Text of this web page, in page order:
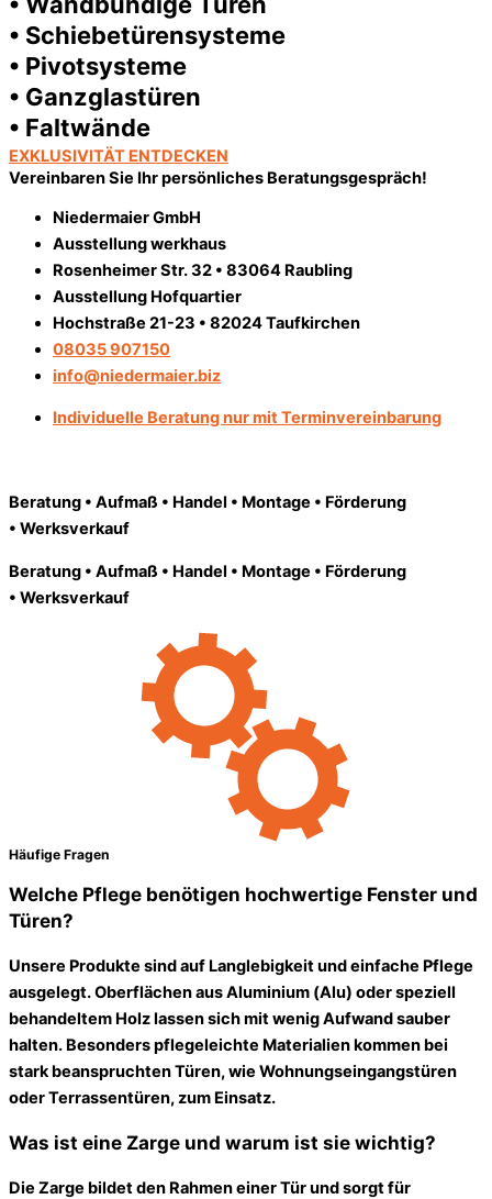
• Schiebetürensysteme
• Pivotsysteme
• Ganzglastüren
• Faltwände
EXKLUSIVITÄT ENTDECKEN
Vereinbaren Sie Ihr persönliches Beratungsgespräch!
Niedermaier GmbH
Ausstellung werkhaus
Rosenheimer Str. 32 • 83064 Raubling
Ausstellung Hofquartier
Hochstraße 21-23 • 82024 Taufkirchen
08035 907150
info@niedermaier.biz
Individuelle Beratung nur mit Terminvereinbarung
Beratung • Aufmaß • Handel • Montage • Förderung
• Werksverkauf
Beratung • Aufmaß • Handel • Montage • Förderung
• Werksverkauf
Häufige Fragen
Welche Pflege benötigen hochwertige Fenster und
Türen?
Unsere Produkte sind auf Langlebigkeit und einfache Pflege
ausgelegt. Oberflächen aus Aluminium (Alu) oder speziell
behandeltem Holz lassen sich mit wenig Aufwand sauber
halten. Besonders pflegeleichte Materialien kommen bei
stark beanspruchten Türen, wie Wohnungseingangstüren
oder Terrassentüren, zum Einsatz.
Was ist eine Zarge und warum ist sie wichtig?
Die Zarge bildet den Rahmen einer Tür und sorgt für